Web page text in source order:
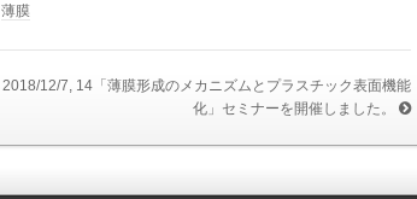
薄膜
2018/12/7, 14「薄膜形成のメカニズムとプラスチック表面機能
化」セミナーを開催しました。